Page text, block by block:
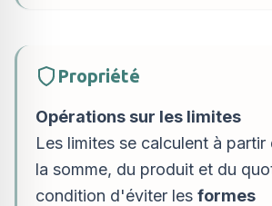
\to -\infty} e^x = 0
\infty
Propriété
Opérations sur les limites
Les limites se calculent à partir
la somme, du produit et du
condition d'éviter les formes